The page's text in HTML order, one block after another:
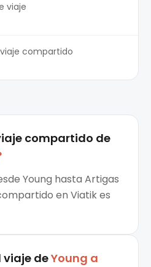
viaje
compartido
compartido de
Young hasta Artigas
en Viatik es
viaje deYoung a